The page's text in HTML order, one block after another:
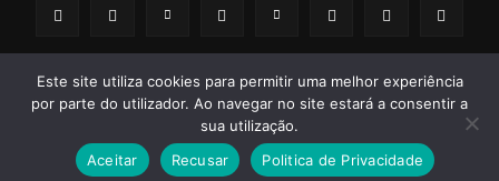
© 2014 - 2025 Lidador Notícias. | Todos os Direitos Reservados.
Termos e Condições Política de Privacidade Publicidade
Este site utiliza cookies para permitir uma melhor experiência
por parte do utilizador. Ao navegar no site estará a consentir a
sua utilização.
Aceitar
Recusar Politica de Privacidade